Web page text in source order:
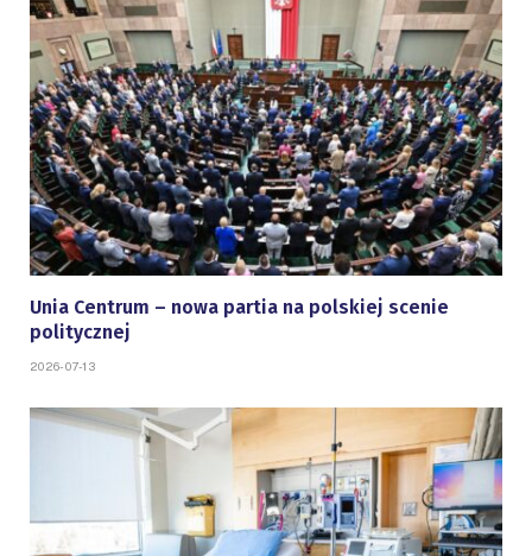
Unia Centrum – nowa partia na polskiej scenie
politycznej
2026-07-13